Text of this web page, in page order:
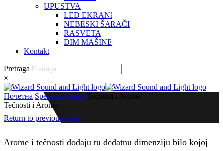
UPUSTVA
LED EKRANI
NEBESKI ŠARAČI
RASVETA
DIM MAŠINE
Kontakt
Pretraga
×
Почетна Specijalni efekti Tečnosti i Arome
Tečnosti i Arome
Return to previous page
Arome i tečnosti dodaju tu dodatnu dimenziju bilo kojoj